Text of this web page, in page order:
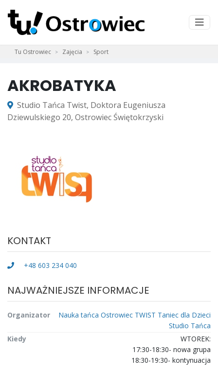
Tu Ostrowiec Zajęcia Sport
AKROBATYKA
Studio Tańca Twist, Doktora Eugeniusza
Dziewulskiego 20, Ostrowiec Świętokrzyski
NAJWAŻNIEJSZE INFORMACJE
Organizator
Nauka tańca Ostrowiec TWIST Taniec dla Dzieci
Studio Tańca
Kiedy
WTOREK:
17:30-18:30- nowa grupa
18:30-19:30- kontynuacja
KONTAKT
+48 603 234 040